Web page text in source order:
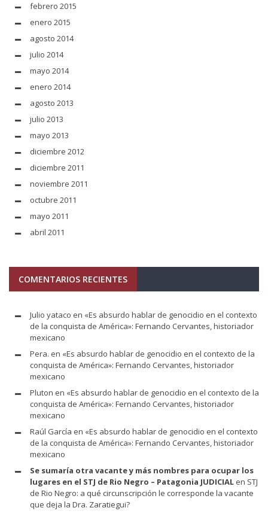
febrero 2015
enero 2015
agosto 2014
julio 2014
mayo 2014
enero 2014
agosto 2013
julio 2013
mayo 2013
diciembre 2012
diciembre 2011
noviembre 2011
octubre 2011
mayo 2011
abril 2011
COMENTARIOS RECIENTES
Julio yataco en «Es absurdo hablar de genocidio en el contexto
de la conquista de América»: Fernando Cervantes, historiador
mexicano
Pera. en «Es absurdo hablar de genocidio en el contexto de la
conquista de América»: Fernando Cervantes, historiador
mexicano
Pluton en «Es absurdo hablar de genocidio en el contexto de la
conquista de América»: Fernando Cervantes, historiador
mexicano
Raúl García en «Es absurdo hablar de genocidio en el contexto
de la conquista de América»: Fernando Cervantes, historiador
mexicano
Se sumaría otra vacante y más nombres para ocupar los
lugares en el STJ de Rio Negro – Patagonia JUDICIAL en STJ
de Rio Negro: a qué circunscripción le corresponde la vacante
que deja la Dra. Zaratiegui?